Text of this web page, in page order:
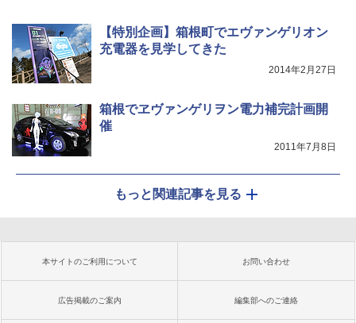
【特別企画】箱根町でエヴァンゲリオン
充電器を見学してきた
2014年2月27日
箱根でヱヴァンゲリヲン電力補完計画開
催
2011年7月8日
もっと関連記事を見る
本サイトのご利用について お問い合わせ
広告掲載のご案内 編集部へのご連絡